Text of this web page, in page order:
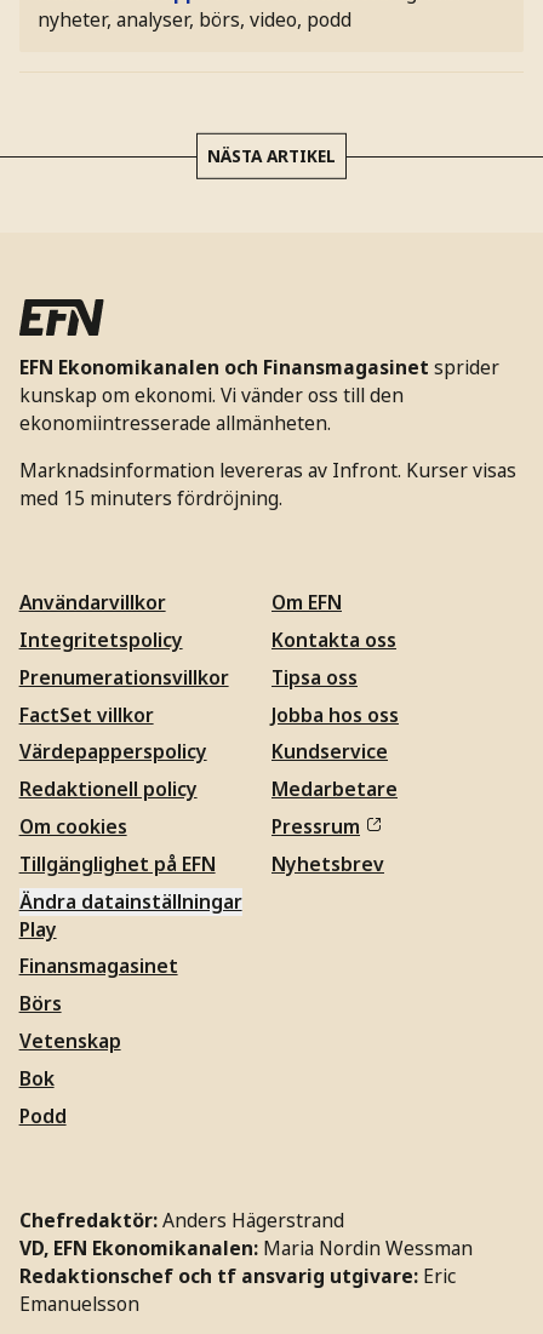
nyheter, analyser, börs, video, podd
NÄSTA ARTIKEL
EFN Ekonomikanalen och Finansmagasinet sprider
kunskap om ekonomi. Vi vänder oss till den
ekonomiintresserade allmänheten.
Marknadsinformation levereras av Infront. Kurser visas
med 15 minuters fördröjning.
Användarvillkor
Integritetspolicy
Prenumerationsvillkor
FactSet villkor
Värdepapperspolicy
Redaktionell policy
Om cookies
Tillgänglighet på EFN
Ändra datainställningar
Om EFN
Kontakta oss
Tipsa oss
Jobba hos oss
Kundservice
Medarbetare
Pressrum
Nyhetsbrev
Play
Finansmagasinet
Börs
Vetenskap
Bok
Podd
Chefredaktör:Anders Hägerstrand
VD, EFN Ekonomikanalen: Maria Nordin Wessman
Redaktionschef och tf ansvarig utgivare: Eric
Emanuelsson